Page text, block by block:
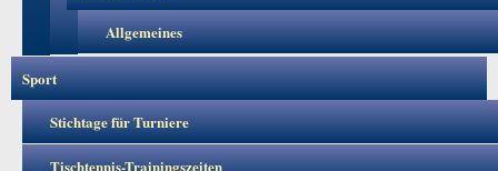
Allgemeines
Sport
Stichtage für Turniere
Tischtennis-Trainingszeiten